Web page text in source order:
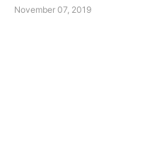
November 07, 2019